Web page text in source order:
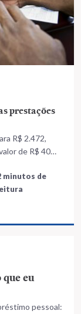
prestações
R$ 2.472,
de R$ 400
minutos de
eu
pessoal: